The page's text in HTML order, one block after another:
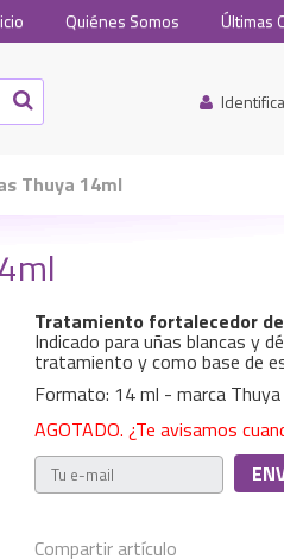
Quiénes Somos Últimas
Thuya 14ml
Tratamiento fortalecedor
Indicado para uñas blancas y
tratamiento y como base de
Formato: 14 ml - marca Thuya
AGOTADO. ¿Te avisamos
Compartir artículo